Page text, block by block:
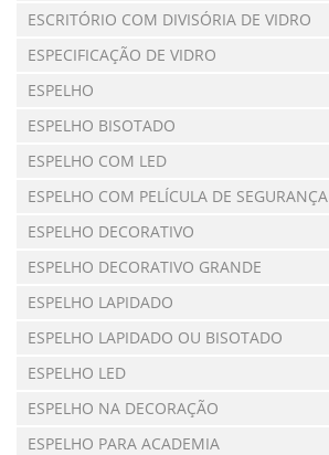
ESCRITÓRIO COM DIVISÓRIA DE VIDRO
ESPECIFICAÇÃO DE VIDRO
ESPELHO
ESPELHO BISOTADO
ESPELHO COM LED
ESPELHO COM PELÍCULA DE SEGURANÇA
ESPELHO DECORATIVO
ESPELHO DECORATIVO GRANDE
ESPELHO LAPIDADO
ESPELHO LAPIDADO OU BISOTADO
ESPELHO LED
ESPELHO NA DECORAÇÃO
ESPELHO PARA ACADEMIA